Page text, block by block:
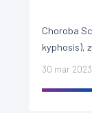
Choroba
kyphosis),
30 mar 2023